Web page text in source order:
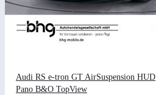
Audi RS e-tron GT AirSuspension HUD
Pano B&O TopView